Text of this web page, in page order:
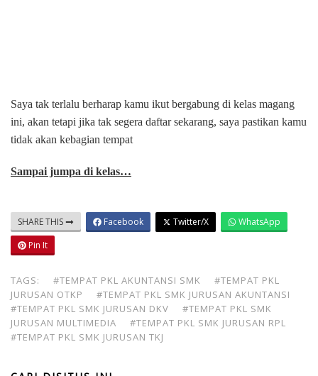
Saya tak terlalu berharap kamu ikut bergabung di kelas magang
ini, akan tetapi jika tak segera daftar sekarang, saya pastikan kamu
tidak akan kebagian tempat
Sampai jumpa di kelas…
SHARE THIS Facebook Twitter/X
WhatsApp
Pin It
TAGS: #TEMPAT PKL AKUNTANSI SMK
#TEMPAT PKL
JURUSAN OTKP
#TEMPAT PKL SMK JURUSAN AKUNTANSI
#TEMPAT PKL SMK JURUSAN DKV
#TEMPAT PKL SMK
JURUSAN MULTIMEDIA
#TEMPAT PKL SMK JURUSAN RPL
#TEMPAT PKL SMK JURUSAN TKJ